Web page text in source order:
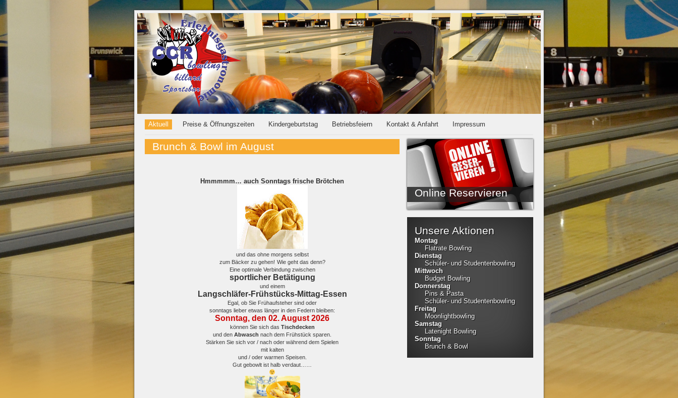
Aktuell Preise & Öffnungszeiten Kindergeburtstag Betriebsfeiern Kontakt & Anfahrt Impressum
Brunch & Bowl im August
Hmmmmm… auch Sonntags frische Brötchen
und das ohne morgens selbst
zum Bäcker zu gehen! Wie geht das denn?
Eine optimale Verbindung zwischen
sportlicher Betätigung
und einem
Langschläfer-Frühstücks-Mittag-Essen
Egal, ob Sie Frühaufsteher sind oder
sonntags lieber etwas länger in den Federn bleiben:
Sonntag, den 02. August 2026
können Sie sich das Tischdecken
und den Abwasch nach dem Frühstück sparen.
Stärken Sie sich vor / nach oder während dem Spielen
mit kalten
und / oder warmen Speisen.
Gut gebowlt ist halb verdaut……
Online Reservieren
Unsere Aktionen
Montag
Flatrate Bowling
Dienstag
Schüler- und Studentenbowling
Mittwoch
Budget Bowling
Donnerstag
Pins & Pasta
Schüler- und Studentenbowling
Freitag
Moonlightbowling
Samstag
Latenight Bowling
Sonntag
Brunch & Bowl